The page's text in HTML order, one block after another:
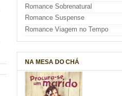
Romance Sobrenatural
Romance Suspense
Romance Viagem no Tempo
NA MESA DO CHÁ